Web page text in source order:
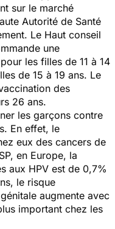
sur le marché
Autorité de Santé
Le Haut conseil
une
les filles de 11 à 14
de 15 à 19 ans. Le
des
26 ans.
les garçons contre
En effet, le
eux des cancers de
en Europe, la
aux HPV est de 0,7%
le risque
augmente avec
important chez les